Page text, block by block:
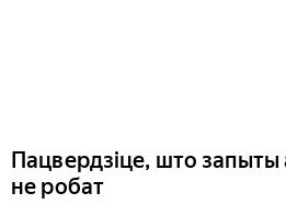
Пацвердзіце, што запыты
не робат